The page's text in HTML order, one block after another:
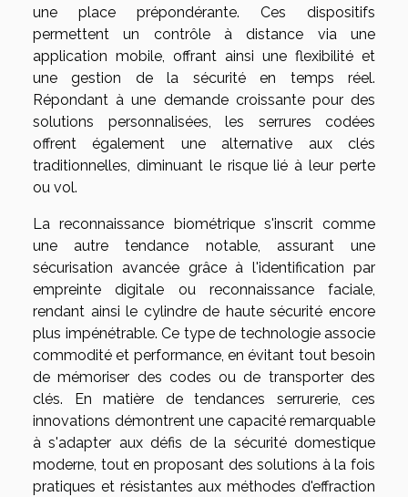
une place prépondérante. Ces dispositifs
permettent un contrôle à distance via une
application mobile, offrant ainsi une flexibilité et
une gestion de la sécurité en temps réel.
Répondant à une demande croissante pour des
solutions personnalisées, les serrures codées
offrent également une alternative aux clés
traditionnelles, diminuant le risque lié à leur perte
ou vol.
La reconnaissance biométrique s'inscrit comme
une autre tendance notable, assurant une
sécurisation avancée grâce à l'identification par
empreinte digitale ou reconnaissance faciale,
rendant ainsi le cylindre de haute sécurité encore
plus impénétrable. Ce type de technologie associe
commodité et performance, en évitant tout besoin
de mémoriser des codes ou de transporter des
clés. En matière de tendances serrurerie, ces
innovations démontrent une capacité remarquable
à s'adapter aux défis de la sécurité domestique
moderne, tout en proposant des solutions à la fois
pratiques et résistantes aux méthodes d'effraction